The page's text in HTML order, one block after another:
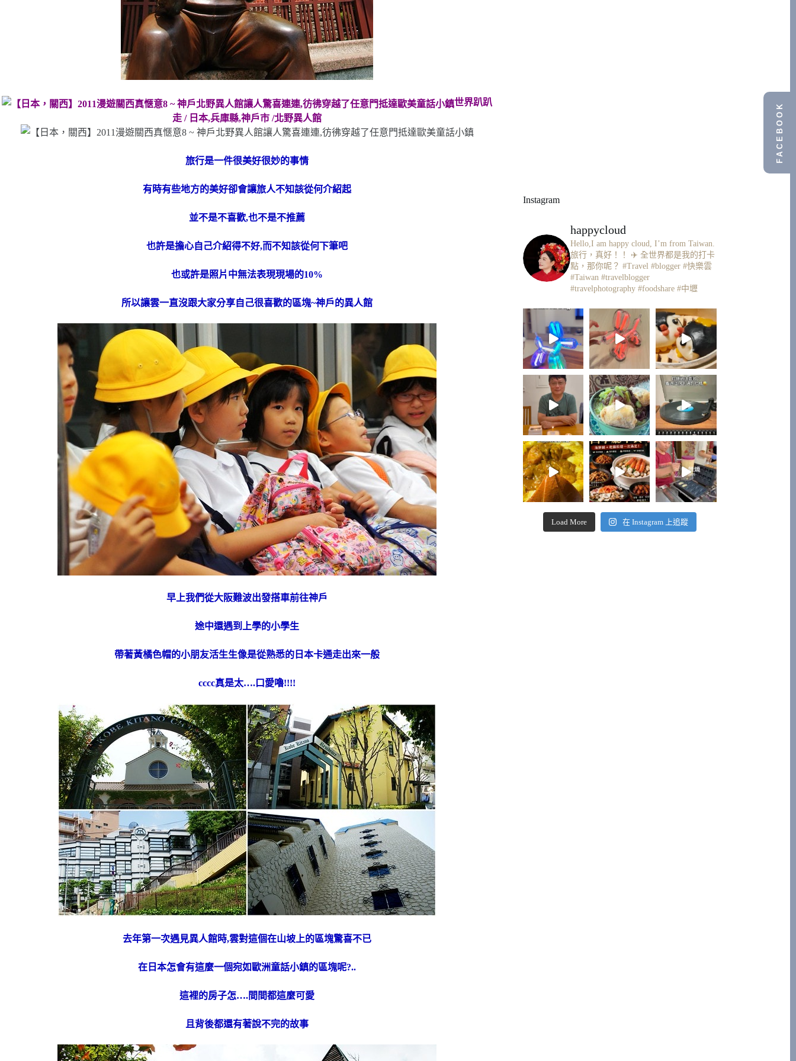
世界趴趴
走 / 日本,兵庫縣,神戶市 /北野異人館
旅行是一件很美好很妙的事情
有時有些地方的美好卻會讓旅人不知該從何介紹起
並不是不喜歡,也不是不推薦
也許是擔心自己介紹得不好,而不知該從何下筆吧
也或許是照片中無法表現現場的10%
所以讓雲一直沒跟大家分享自己很喜歡的區塊~神戶的異人館
早上我們從大阪難波出發搭車前往神戶
途中還遇到上學的小學生
帶著黃橘色帽的小朋友活生生像是從熟悉的日本卡通走出來一般
cccc真是太….口愛嚕!!!!
去年第一次遇見異人館時,雲對這個在山坡上的區塊驚喜不已
在日本怎會有這麼一個宛如歐洲童話小鎮的區塊呢?..
這裡的房子怎….間間都這麼可愛
且背後都還有著說不完的故事
Instagram
happycloud
Hello,I am happy cloud, I’m from Taiwan.
旅行，真好！！ ✈️ 全世界都是我的打卡
點，那你呢？ #Travel #blogger #快樂雲
#Taiwan #travelblogger
#travelphotography #foodshare #中壢
Load More 在 Instagram 上追蹤
FACEBOOK